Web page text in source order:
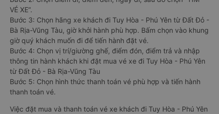
VÉ XE”.
Bước 3: Chọn hãng xe khách đi Tuy Hòa - Phú Yên từ Đất Đỏ -
Bà Rịa-Vũng Tàu, giờ khởi hành phù hợp. Bấm chọn vào khung
giờ quý khách muốn đi để tiến hành đặt vé.
Bước 4: Chọn vị trí/giường ghế, điểm đón, điểm trả và nhập
thông tin hành khách khi đặt mua vé xe đi Tuy Hòa - Phú Yên
từ Đất Đỏ - Bà Rịa-Vũng Tàu
Bước 5: Chọn hình thức thanh toán vé phù hợp và tiến hành
thanh toán vé.
Việc đặt mua và thanh toán vé xe khách đi Tuy Hòa - Phú Yên